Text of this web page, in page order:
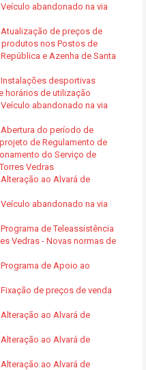
abandonado na via
Atualização de preços de
nos Postos de
e Azenha de Santa
Instalações desportivas
horários de utilização
abandonado na via
Abertura do período de
de Regulamento de
do Serviço de
Vedras
ao Alvará de
abandonado na via
de Teleassistência
Vedras - Novas normas de
de Apoio ao
de preços de venda
ao Alvará de
ao Alvará de
ao Alvará de